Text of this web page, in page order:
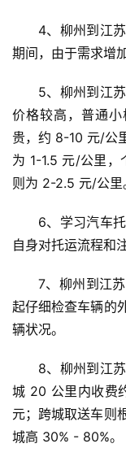
4、柳州到江
期间，由于需求增
5、柳州到江
价格较高，普通
贵，约 8-10 元/公
为 1-1.5 元/公里
则为 2-2.5 元/公里
6、学习汽车
自身对托运流程和
7、柳州到江
起仔细检查车辆的
辆状况。
8、柳州到江
城 20 公里内收费
元；跨城取送车则
城高 30% - 80%。